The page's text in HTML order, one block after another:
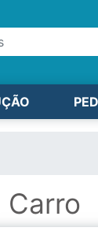
Carro